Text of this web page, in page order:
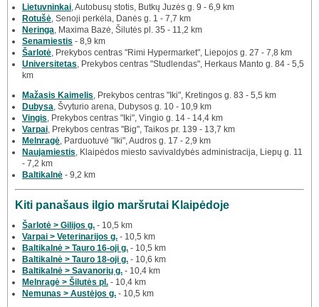
Lietuvninkai , Autobusų stotis, Butkų Juzės g. 9 - 6,9 km
Rotušė , Senoji perkėla, Danės g. 1 - 7,7 km
Neringa , Maxima Bazė, Šilutės pl. 35 - 11,2 km
Senamiestis - 8,9 km
Šarlotė , Prekybos centras "Rimi Hypermarket", Liepojos g. 27 - 7,8 km
Universitetas , Prekybos centras "Studlendas", Herkaus Manto g. 84 - 5,5
km
Mažasis Kaimelis , Prekybos centras "Iki", Kretingos g. 83 - 5,5 km
Dubysa , Švyturio arena, Dubysos g. 10 - 10,9 km
Vingis , Prekybos centras "Iki", Vingio g. 14 - 14,4 km
Varpai , Prekybos centras "Big", Taikos pr. 139 - 13,7 km
Melnragė , Parduotuvė "Iki", Audros g. 17 - 2,9 km
Naujamiestis , Klaipėdos miesto savivaldybės administracija, Liepų g. 11
- 7,2 km
Baltikalnė - 9,2 km
Kiti panašaus ilgio maršrutai Klaipėdoje
Šarlotė > Gilijos g. - 10,5 km
Varpai > Veterinarijos g. - 10,5 km
Baltikalnė > Tauro 16-oji g. - 10,5 km
Baltikalnė > Tauro 18-oji g. - 10,6 km
Baltikalnė > Savanorių g. - 10,4 km
Melnragė > Šilutės pl. - 10,4 km
Nemunas > Austėjos g. - 10,5 km